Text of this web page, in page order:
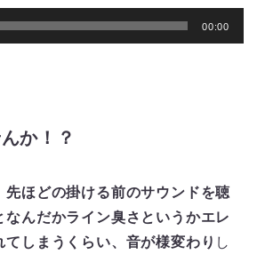
00:00
か！？
先ほどの掛ける前のサウンドを聴
なんだかライン臭さというかエレ
てしまうくらい、音が様変わり し